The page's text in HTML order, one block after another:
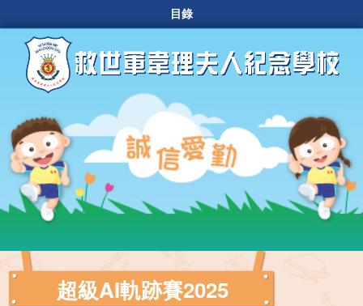
目錄
超級AI軌跡賽2025